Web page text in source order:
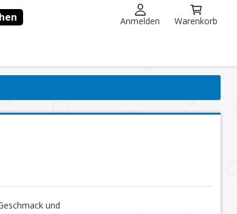
Anmelden Warenkorb
und